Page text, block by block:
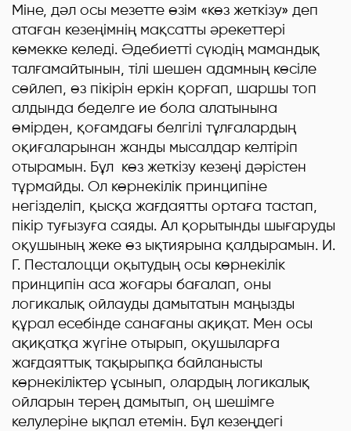
Міне, дәл осы мезетте өзім «көз жеткізу» деп
атаған кезеңімнің мақсатты әрекеттері
көмекке келеді. Әдебиетті сүюдің мамандық
талғамайтынын, тілі шешен адамның көсіле
сөйлеп, өз пікірін еркін қорғап, шаршы топ
алдында беделге ие бола алатынына
өмірден, қоғамдағы белгілі тұлғалардың
оқиғаларынан жанды мысалдар келтіріп
отырамын. Бұл көз жеткізу кезеңі дәрістен
тұрмайды. Ол көрнекілік принципіне
негізделіп, қысқа жағдаятты ортаға тастап,
пікір туғызуға саяды. Ал қорытынды шығаруды
оқушының жеке өз ықтиярына қалдырамын. И.
Г. Песталоцци оқытудың осы көрнекілік
принципін аса жоғары бағалап, оны
логикалық ойлауды дамытатын маңызды
құрал есебінде санағаны ақиқат. Мен осы
ақиқатқа жүгіне отырып, оқушыларға
жағдаяттық тақырыпқа байланысты
көрнекіліктер ұсынып, олардың логикалық
ойларын терең дамытып, оң шешімге
келулеріне ықпал етемін. Бұл кезеңдегі